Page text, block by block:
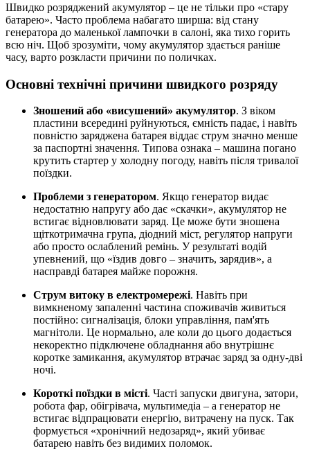
Швидко розряджений акумулятор – це не тільки про «стару
батарею». Часто проблема набагато ширша: від стану
генератора до маленької лампочки в салоні, яка тихо горить
всю ніч. Щоб зрозуміти, чому акумулятор здається раніше
часу, варто розкласти причини по поличках.
Основні технічні причини швидкого розряду
Зношений або «висушений» акумулятор. З віком
пластини всередині руйнуються, ємність падає, і навіть
повністю заряджена батарея віддає струм значно менше
за паспортні значення. Типова ознака – машина погано
крутить стартер у холодну погоду, навіть після тривалої
поїздки.
Проблеми з генератором. Якщо генератор видає
недостатню напругу або дає «скачки», акумулятор не
встигає відновлювати заряд. Це може бути зношена
щіткотримачна група, діодний міст, регулятор напруги
або просто ослаблений ремінь. У результаті водій
упевнений, що «їздив довго – значить, зарядив», а
насправді батарея майже порожня.
Струм витоку в електромережі. Навіть при
вимкненому запаленні частина споживачів живиться
постійно: сигналізація, блоки управління, пам'ять
магнітоли. Це нормально, але коли до цього додається
некоректно підключене обладнання або внутрішнє
коротке замикання, акумулятор втрачає заряд за одну-дві
ночі.
Короткі поїздки в місті. Часті запуски двигуна, затори,
робота фар, обігрівача, мультимедіа – а генератор не
встигає відпрацювати енергію, витрачену на пуск. Так
формується «хронічний недозаряд», який убиває
батарею навіть без видимих поломок.